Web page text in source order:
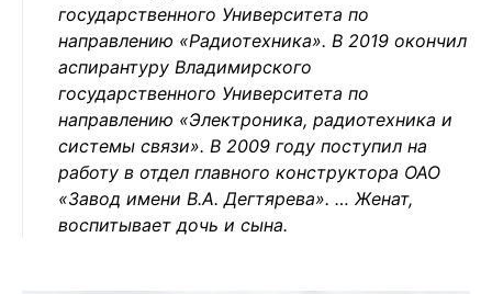
государственного Университета по
направлению «Радиотехника». В 2019 окончил
аспирантуру Владимирского
государственного Университета по
направлению «Электроника, радиотехника и
системы связи». В 2009 году поступил на
работу в отдел главного конструктора ОАО
«Завод имени В.А. Дегтярева». … Женат,
воспитывает дочь и сына.